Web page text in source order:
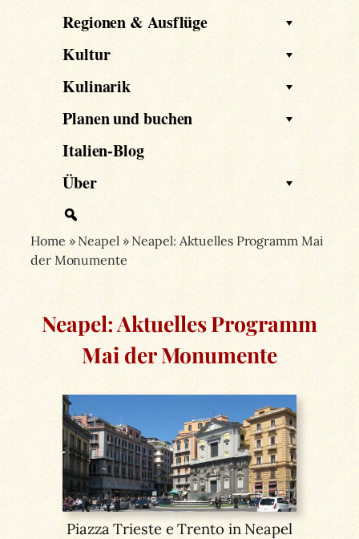
Regionen & Ausflüge
Kultur
Kulinarik
Planen und buchen
Italien-Blog
Über
Home » Neapel» Neapel: Aktuelles Programm Mai
der Monumente
Neapel: Aktuelles Programm
Mai der Monumente
Piazza Trieste e Trento in Neapel